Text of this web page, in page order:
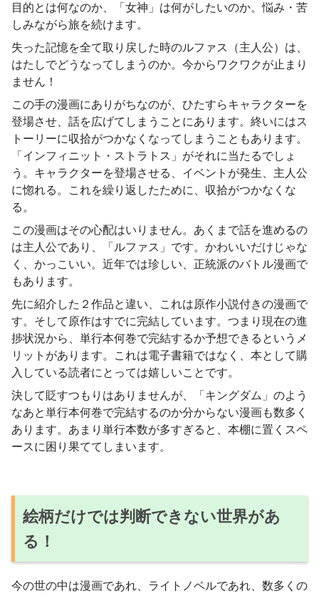
目的とは何なのか、「女神」は何がしたいのか。悩み・苦
しみながら旅を続けます。
失った記憶を全て取り戻した時のルファス（主人公）は、
はたしでどうなってしまうのか。今からワクワクが止まり
ません！
この手の漫画にありがちなのが、ひたすらキャラクターを
登場させ、話を広げてしまうことにあります。終いにはス
トーリーに収拾がつかなくなってしまうこともあります。
「インフィニット・ストラトス」がそれに当たるでしょ
う。キャラクターを登場させる、イベントが発生、主人公
に惚れる。これを繰り返したために、収拾がつかなくな
る。
この漫画はその心配はいりません。あくまで話を進めるの
は主人公であり、「ルファス」です。かわいいだけじゃな
く、かっこいい。近年では珍しい、正統派のバトル漫画で
もあります。
先に紹介した２作品と違い、これは原作小説付きの漫画で
す。そして原作はすでに完結しています。つまり現在の進
捗状況から、単行本何巻で完結するか予想できるというメ
リットがあります。これは電子書籍ではなく、本として購
入している読者にとっては嬉しいことです。
決して貶すつもりはありませんが、「キングダム」のよう
なあと単行本何巻で完結するのか分からない漫画も数多く
あります。あまり単行本数が多すぎると、本棚に置くスペ
ースに困り果ててしまいます。
絵柄だけでは判断できない世界があ
る！
今の世の中は漫画であれ、ライトノベルであれ、数多くの